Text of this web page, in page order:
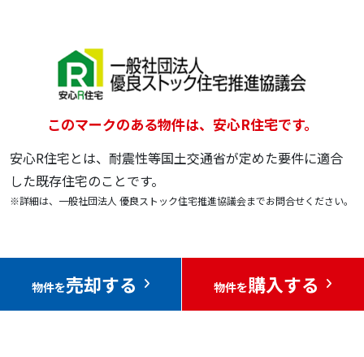
このマークのある物件は、安心R住宅です。
安心R住宅とは、耐震性等国土交通省が定めた要件に適合
した既存住宅のことです。
※詳細は、一般社団法人 優良ストック住宅推進協議会までお問合せください。
物件を売却する 物件を購入する